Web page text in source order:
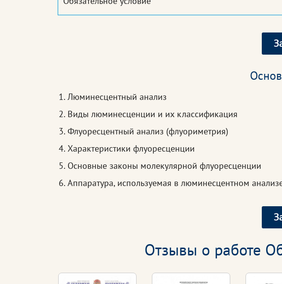
Люминесцентный анализ
Виды люминесценции и их классификация
Флуоресцентный анализ (флуориметрия)
Характеристики флуоресценции
Основные законы молекулярной флуоресценции
Аппаратура, используемая в люминесцентном
Отзывы о работе